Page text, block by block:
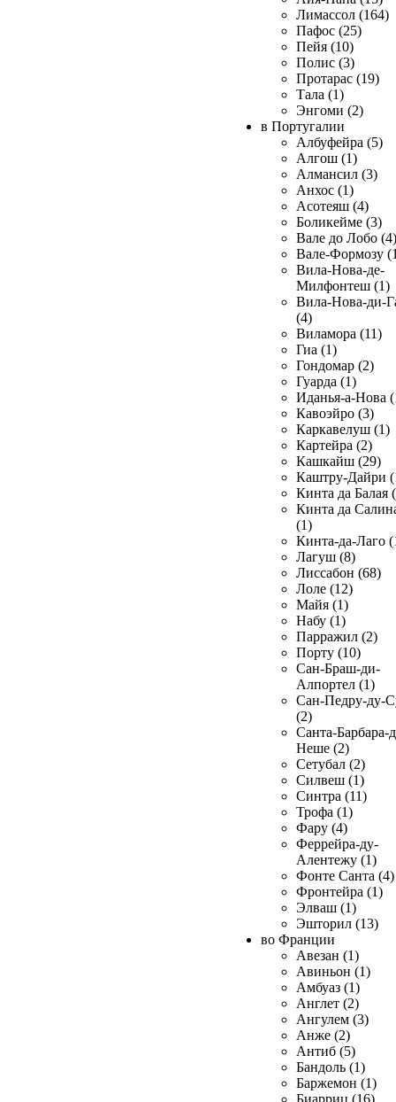
Лимассол (164)
Пафос (25)
Пейя (10)
Полис (3)
Протарас (19)
Тала (1)
Энгоми (2)
в Португалии
Албуфейра (5)
Алгош (1)
Алмансил (3)
Анхос (1)
Асотеяш (4)
Боликейме (3)
Вале до Лобо (4)
Вале-Формозу
Вила-Нова-де-
Милфонтеш (1)
Вила-Нова-ди-
(4)
Виламора (11)
Гиа (1)
Гондомар (2)
Гуарда (1)
Иданья-а-Нова
Кавоэйро (3)
Каркавелуш (1)
Картейра (2)
Кашкайш (29)
Каштру-Дайри
Кинта да Балая
Кинта да
(1)
Кинта-да-Лаго
Лагуш (8)
Лиссабон (68)
Лоле (12)
Майя (1)
Набу (1)
Парражил (2)
Порту (10)
Сан-Браш-ди-
Алпортел (1)
Сан-Педру-ду-
(2)
Санта-Барбара-
Неше (2)
Сетубал (2)
Силвеш (1)
Синтра (11)
Трофа (1)
Фару (4)
Феррейра-ду-
Алентежу (1)
Фонте Санта (4)
Фронтейра (1)
Элваш (1)
Эшторил (13)
во Франции
Авезан (1)
Авиньон (1)
Амбуаз (1)
Англет (2)
Ангулем (3)
Анже (2)
Антиб (5)
Бандоль (1)
Баржемон (1)
Биарриц (16)